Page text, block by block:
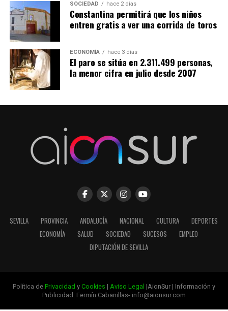
SOCIEDAD hace 2 días
Constantina permitirá que los niños
entren gratis a ver una corrida de toros
ECONOMÍA hace 3 días
El paro se sitúa en 2.311.499 personas,
la menor cifra en julio desde 2007
SEVILLA PROVINCIA ANDALUCÍA NACIONAL CULTURA
DEPORTES
ECONOMÍA
SALUD SOCIEDAD SUCESOS
EMPLEO
DIPUTACIÓN DE SEVILLA
Política de Privacidad y Cookies | Aviso Legal |AionSur | Información y
Publicidad: Fermín Cabanillas- info@aionsur.com